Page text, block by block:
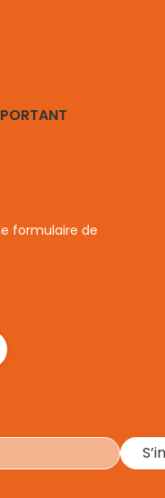
formulaire de